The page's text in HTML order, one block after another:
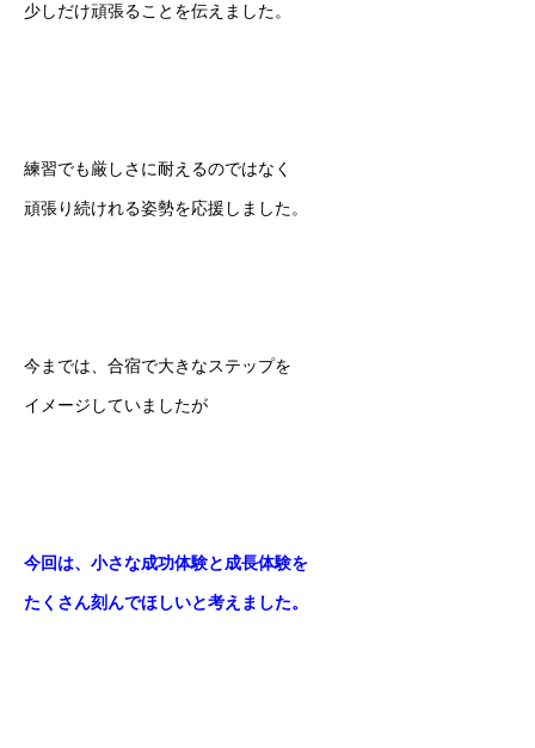
少しだけ頑張ることを伝えました。
練習でも厳しさに耐えるのではなく
頑張り続けれる姿勢を応援しました。
今までは、合宿で大きなステップを
イメージしていましたが
今回は、小さな成功体験と成長体験を
たくさん刻んでほしいと考えました。